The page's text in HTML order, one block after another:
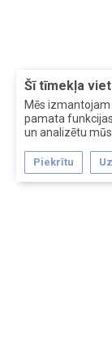
Šī tīmekļa
Mēs
pamata
un analizētu
Piekrītu